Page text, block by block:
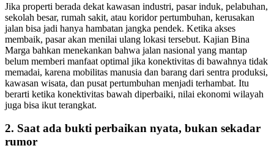
Jika properti berada dekat kawasan industri, pasar induk, pelabuhan,
sekolah besar, rumah sakit, atau koridor pertumbuhan, kerusakan
jalan bisa jadi hanya hambatan jangka pendek. Ketika akses
membaik, pasar akan menilai ulang lokasi tersebut. Kajian Bina
Marga bahkan menekankan bahwa jalan nasional yang mantap
belum memberi manfaat optimal jika konektivitas di bawahnya tidak
memadai, karena mobilitas manusia dan barang dari sentra produksi,
kawasan wisata, dan pusat pertumbuhan menjadi terhambat. Itu
berarti ketika konektivitas bawah diperbaiki, nilai ekonomi wilayah
juga bisa ikut terangkat.
2. Saat ada bukti perbaikan nyata, bukan sekadar
rumor